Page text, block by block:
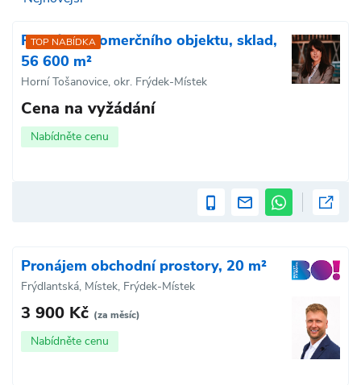
TOP NABÍDKA
Pronájem komerčního objektu, sklad,
56 600 m²
Horní Tošanovice, okr. Frýdek-Místek
Cena na vyžádání
Nabídněte cenu
Pronájem obchodní prostory, 20 m²
Frýdlantská, Místek, Frýdek-Místek
3 900 Kč (za měsíc)
Nabídněte cenu